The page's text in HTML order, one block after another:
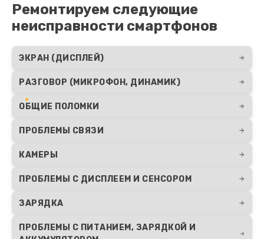
Ремонтируем следующие
неисправности смартфонов
ЭКРАН (ДИСПЛЕЙ)
РАЗГОВОР (МИКРОФОН, ДИНАМИК)
ОБЩИЕ ПОЛОМКИ
ПРОБЛЕМЫ СВЯЗИ
КАМЕРЫ
ПРОБЛЕМЫ С ДИСПЛЕЕМ И СЕНСОРОМ
ЗАРЯДКА
ПРОБЛЕМЫ С ПИТАНИЕМ, ЗАРЯДКОЙ И